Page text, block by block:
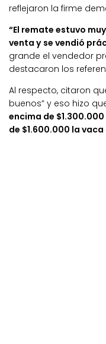
reflejaron la firme
“El remate estuvo
venta y se vendió
grande el vendedor
destacaron los
Al respecto, citaron
buenos” y eso hizo
encima de
de $1.600.000 la